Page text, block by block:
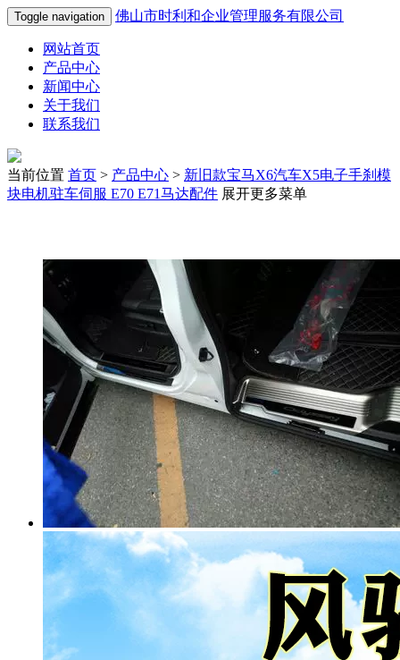
Toggle navigation 佛山市时利和企业管理服务有限公司
网站首页
产品中心
新闻中心
关于我们
联系我们
当前位置 首页 > 产品中心 > 新旧款宝马X6汽车X5电子手刹模
块电机驻车伺服 E70 E71马达配件 展开更多菜单